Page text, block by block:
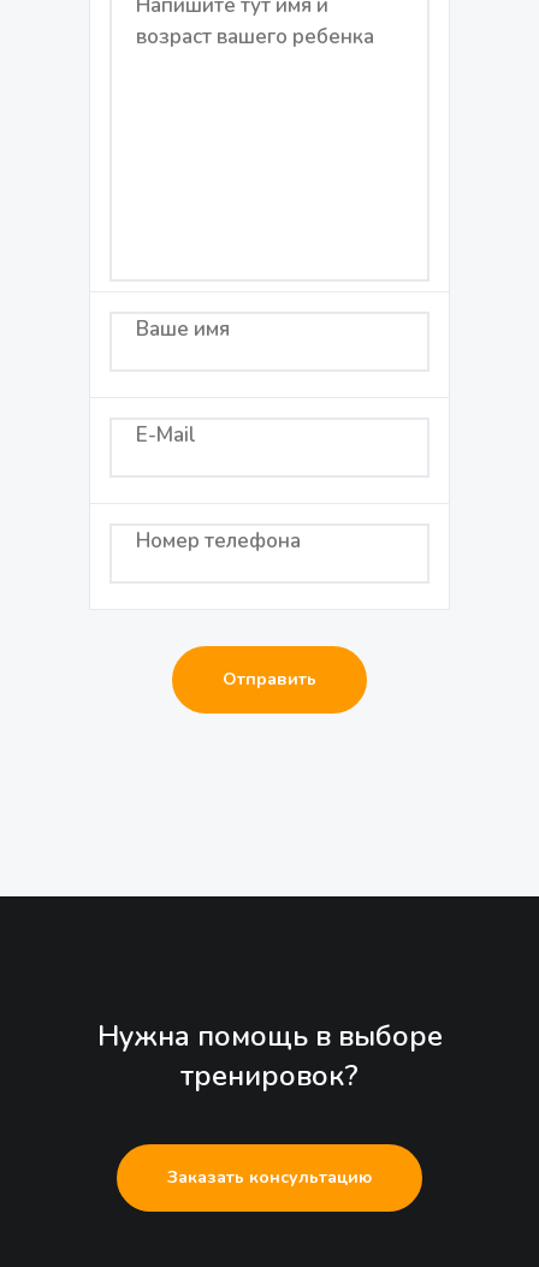
Нужна помощь в выборе
тренировок?
Заказать консультацию